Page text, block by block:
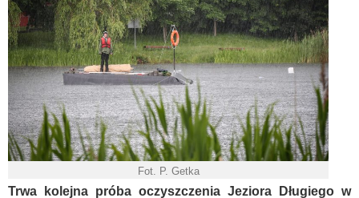
Fot. P. Getka
Trwa kolejna próba oczyszczenia Jeziora Długiego w